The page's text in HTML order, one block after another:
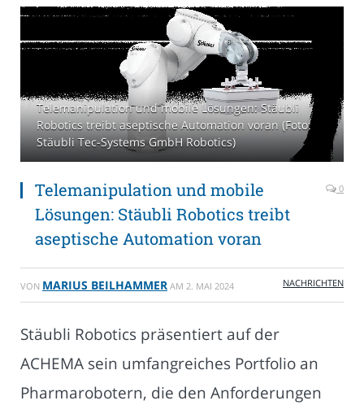
Telemanipulation und mobile Lösungen: Stäubli
Robotics treibt aseptische Automation voran (Foto:
Stäubli Tec-Systems GmbH Robotics)
Telemanipulation und mobile
Lösungen: Stäubli Robotics treibt
aseptische Automation voran
0
VON MARIUS BEILHAMMER AM 2. MAI 2024 NACHRICHTEN
Stäubli Robotics präsentiert auf der
ACHEMA sein umfangreiches Portfolio an
Pharmarobotern, die den Anforderungen